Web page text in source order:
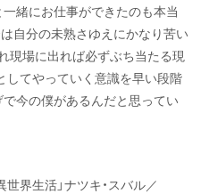
緒にお仕事ができたのも本当
自分の未熟さゆえにかなり苦い
現場に出れば必ずぶち当たる現
してやっていく意識を早い段階
今の僕があるんだと思ってい
世界生活」ナツキ・スバル／